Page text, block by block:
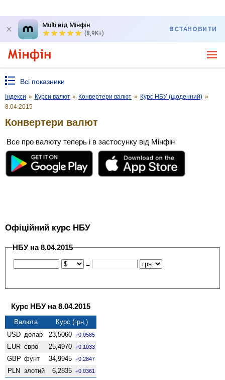
Multi від Мінфін
(8,9K+)
ВСТАНОВИТИ
Всі показники
Індекси » Курси валют » Конвертери валют » Курс НБУ (щоденний) »
8.04.2015
Конвертери валют
Все про валюту теперь і в застосунку від Мінфін
Офіційний курс НБУ
НБУ на 8.04.2015
=
Курс НБУ на 8.04.2015
Валюта
Курс (грн.)
USD долар 23,5060 +0.0585
EUR євро 25,4970 +0.1033
GBP фунт 34,9945 +0.2847
PLN злотий 6,2835 +0.0361